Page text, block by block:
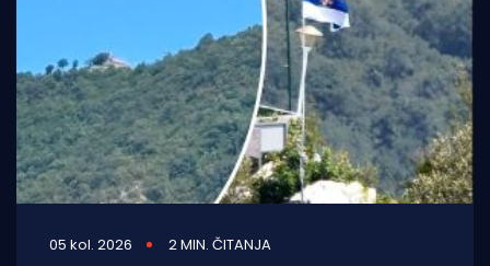
05 kol. 2026 2 MIN. ČITANJA